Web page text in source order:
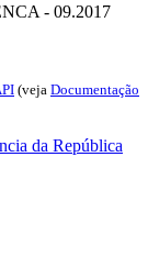
- 09.2017
(veja Documentação
da República